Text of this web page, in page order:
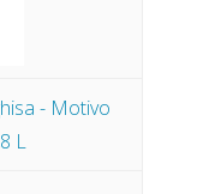
- Motivo
L